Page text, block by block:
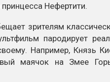
Нефертити.
зрителям
пародирует
Например, Князь
маячок на Змее